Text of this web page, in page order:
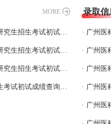
MORE
· 关于查询广州医科大学2019年硕士研究生招生考试初试成绩的通知
· 关于广州医科大学查询2020年硕士研究生招生考试初试成绩的通知
· 广州医科大学关于查询2021年硕士研究生招生考试初试成绩的通知
· 广州医科大学2022年硕士研究生招生考试初试成绩查询公告
录取信
· 广州医
· 广州医